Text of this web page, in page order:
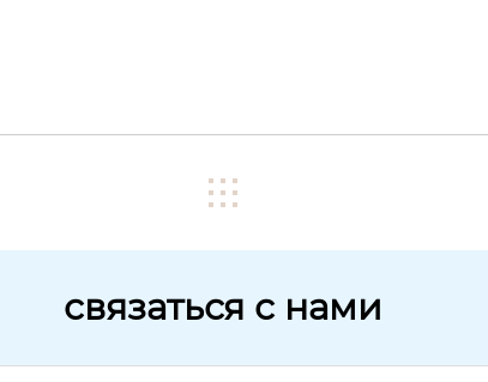
связаться с нами